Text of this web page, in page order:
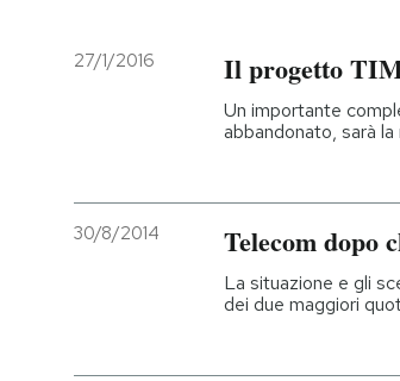
Politica
Economia
Storie/Idee
Ok Boomer!
Mondiali
27/1/2016 Il progetto
Un importante
abbandonato, sarà
30/8/2014 Telecom dopo
La situazione e gli
dei due maggiori